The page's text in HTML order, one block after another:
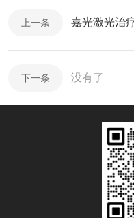
上一条 嘉光激光治
下一条 没有了